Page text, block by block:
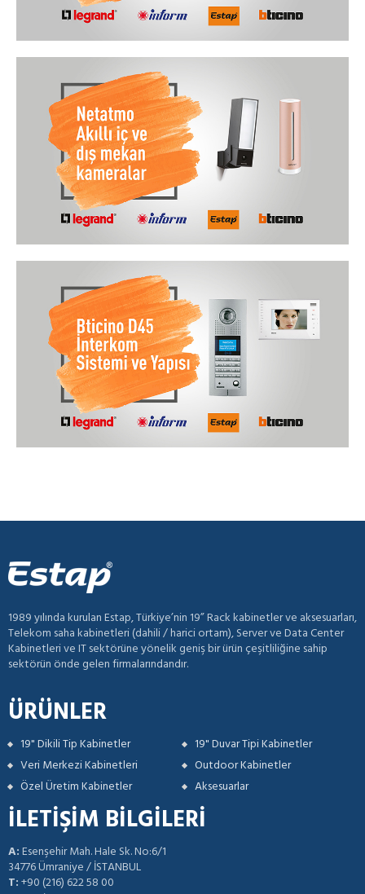
1989 yılında kurulan Estap, Türkiye’nin 19” Rack kabinetler ve aksesuarları,
Telekom saha kabinetleri (dahili / harici ortam), Server ve Data Center
Kabinetleri ve IT sektörüne yönelik geniş bir ürün çeşitliliğine sahip
sektörün önde gelen firmalarındandır.
ÜRÜNLER
19" Dikili Tip Kabinetler
19" Duvar Tipi Kabinetler
Veri Merkezi Kabinetleri
Outdoor Kabinetler
Özel Üretim Kabinetler
Aksesuarlar
İLETİŞİM BİLGİLERİ
A:Esenşehir Mah. Hale Sk. No:6/1
34776 Ümraniye / İSTANBUL
T:+90 (216) 622 58 00